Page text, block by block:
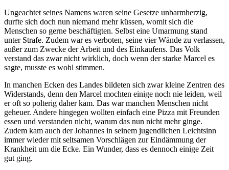
Ungeachtet seines Namens waren seine Gesetze unbarmherzig,
durfte sich doch nun niemand mehr küssen, womit sich die
Menschen so gerne beschäftigten. Selbst eine Umarmung stand
unter Strafe. Zudem war es verboten, seine vier Wände zu verlassen,
außer zum Zwecke der Arbeit und des Einkaufens. Das Volk
verstand das zwar nicht wirklich, doch wenn der starke Marcel es
sagte, musste es wohl stimmen.
In manchen Ecken des Landes bildeten sich zwar kleine Zentren des
Widerstands, denn den Marcel mochten einige noch nie leiden, weil
er oft so polterig daher kam. Das war manchen Menschen nicht
geheuer. Andere hingegen wollten einfach eine Pizza mit Freunden
essen und verstanden nicht, warum das nun nicht mehr ginge.
Zudem kam auch der Johannes in seinem jugendlichen Leichtsinn
immer wieder mit seltsamen Vorschlägen zur Eindämmung der
Krankheit um die Ecke. Ein Wunder, dass es dennoch einige Zeit
gut ging.